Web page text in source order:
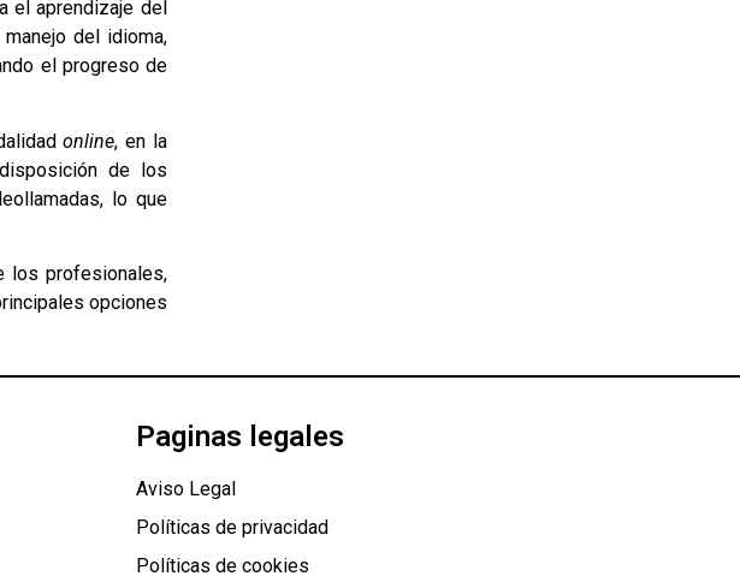
el aprendizaje del
del idioma,
el progreso de
online, en la
de los
lo que
los profesionales,
opciones
Paginas legales
Aviso Legal
Políticas de privacidad
Políticas de cookies